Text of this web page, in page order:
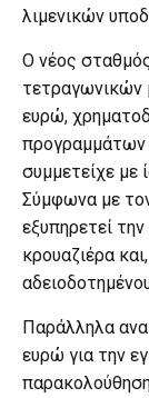
λιμενικών
Ο νέος
τετραγωνικών
ευρώ,
προγραμμάτων
συμμετείχε με
Σύμφωνα με
εξυπηρετεί
κρουαζιέρα
Παράλληλα
ευρώ για την